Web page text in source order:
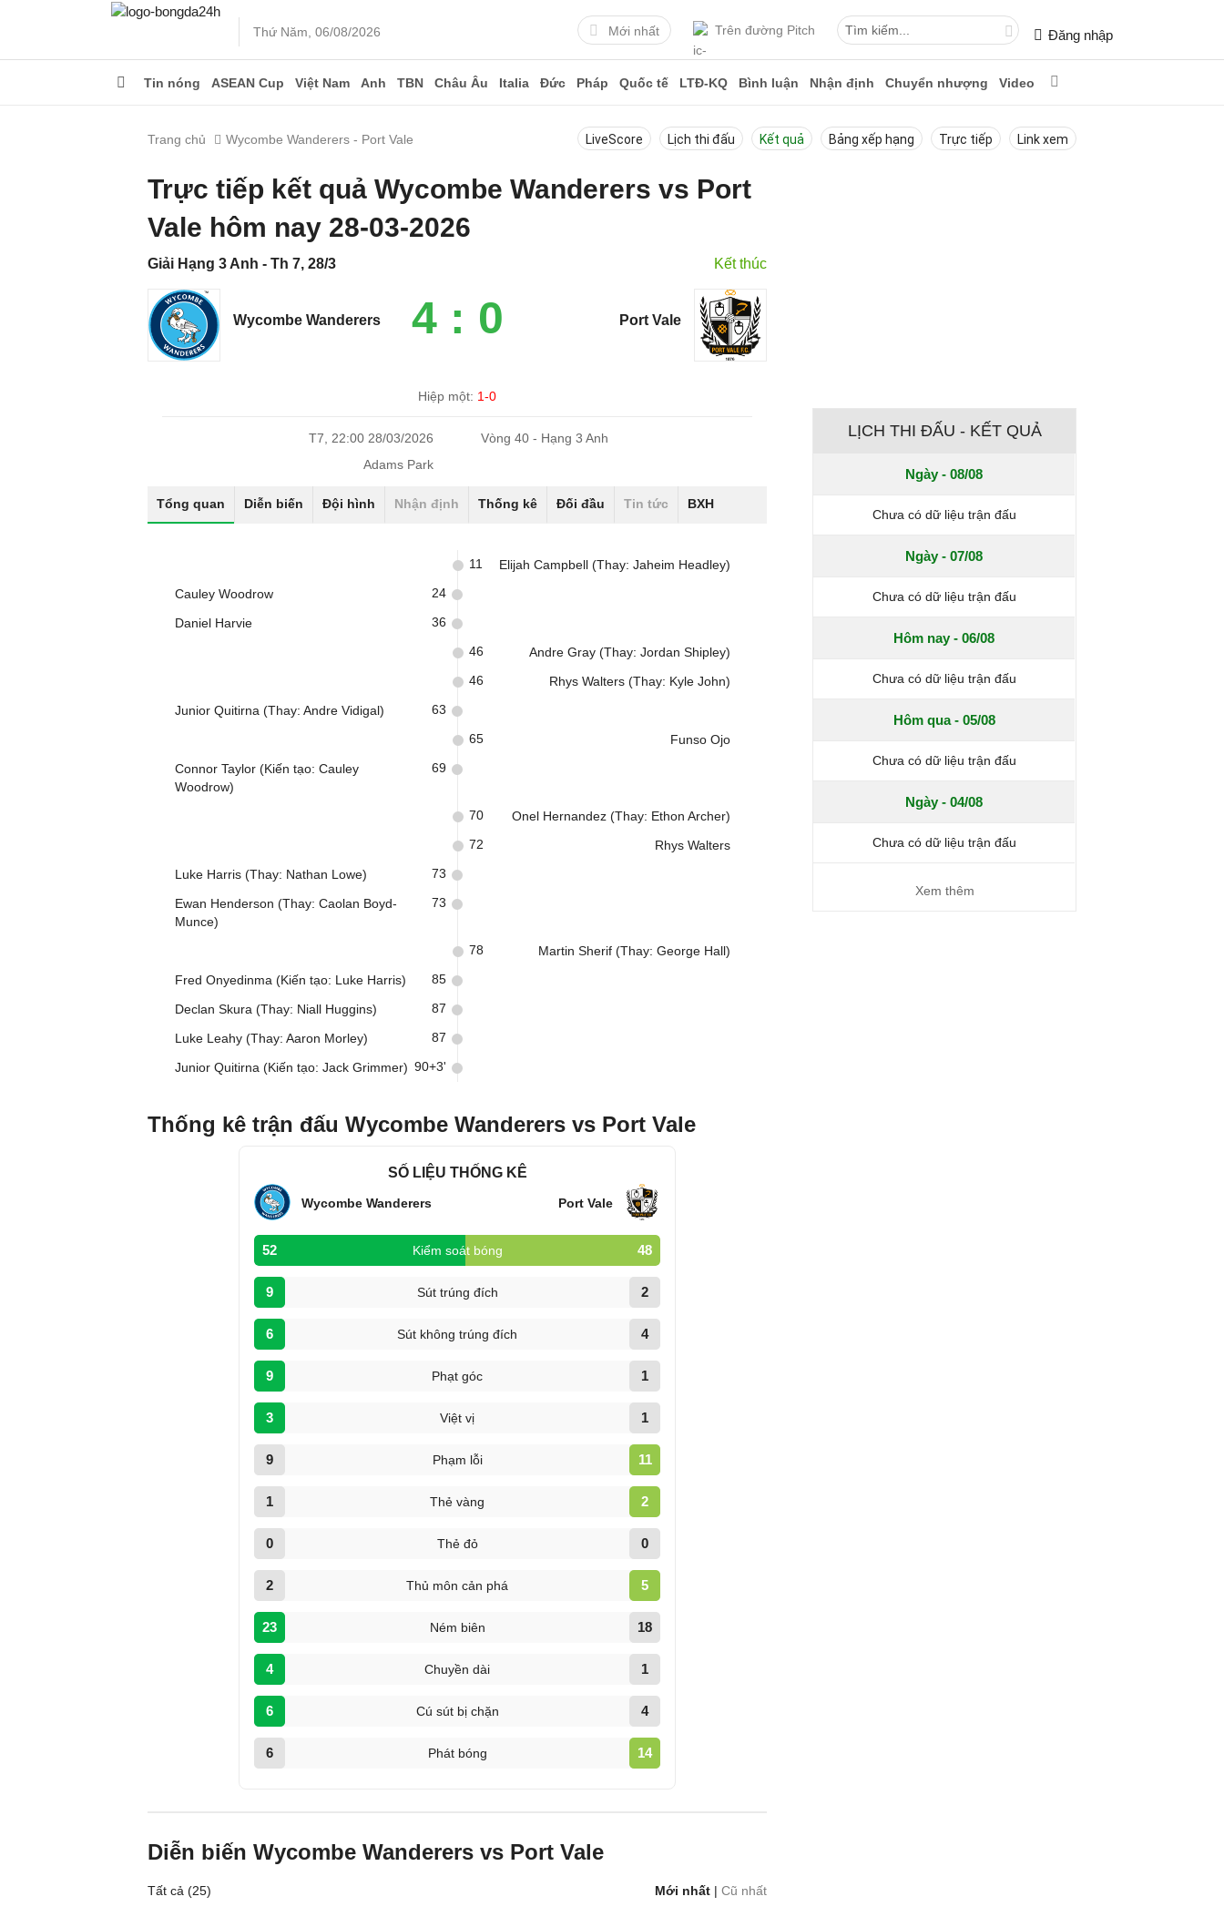
Thứ Năm, 06/08/2026 Mới nhất Trên đường Pitch Đăng nhập
Tin nóng ASEAN Cup Việt Nam Anh TBN Châu Âu Italia Đức Pháp Quốc tế LTĐ-KQ Bình luận Nhận định Chuyển nhượng Video
Trang chủ Wycombe Wanderers - Port Vale LiveScore Lịch thi đấu Kết quả Bảng xếp hạng Trực tiếp Link xem
Trực tiếp kết quả Wycombe Wanderers vs Port
Vale hôm nay 28-03-2026
Giải Hạng 3 Anh - Th 7, 28/3 Kết thúc
Wycombe Wanderers 4 : 0 Port Vale
Hiệp một: 1-0
T7, 22:00 28/03/2026
Vòng 40 - Hạng 3 Anh
Adams Park
Tổng quan Diễn biến Đội hình Nhận định Thống kê Đối đầu Tin tức BXH
Elijah Campbell (Thay: Jaheim Headley)
11
Cauley Woodrow 24
Daniel Harvie 36
Andre Gray (Thay: Jordan Shipley)
46
Rhys Walters (Thay: Kyle John)
46
Junior Quitirna (Thay: Andre Vidigal) 63
Funso Ojo
65
Connor Taylor (Kiến tạo: Cauley
Woodrow)
69
Onel Hernandez (Thay: Ethon Archer)
70
Rhys Walters
72
Luke Harris (Thay: Nathan Lowe) 73
Ewan Henderson (Thay: Caolan Boyd-
Munce)
73
Martin Sherif (Thay: George Hall)
78
Fred Onyedinma (Kiến tạo: Luke Harris) 85
Declan Skura (Thay: Niall Huggins) 87
Luke Leahy (Thay: Aaron Morley) 87
Junior Quitirna (Kiến tạo: Jack Grimmer) 90+3'
Thống kê trận đấu Wycombe Wanderers vs Port Vale
SỐ LIỆU THỐNG KÊ
Wycombe Wanderers Port Vale
52 Kiểm soát bóng 48
9 Sút trúng đích 2
6 Sút không trúng đích 4
9 Phạt góc 1
3 Việt vị 1
9 Phạm lỗi 11
1 Thẻ vàng 2
0 Thẻ đỏ 0
2 Thủ môn cản phá 5
23 Ném biên 18
4 Chuyền dài 1
6 Cú sút bị chặn 4
6 Phát bóng 14
Diễn biến Wycombe Wanderers vs Port Vale
Tất cả (25) Mới nhất |Cũ nhất
LỊCH THI ĐẤU - KẾT QUẢ
Ngày - 08/08
Chưa có dữ liệu trận đấu
Ngày - 07/08
Chưa có dữ liệu trận đấu
Hôm nay - 06/08
Chưa có dữ liệu trận đấu
Hôm qua - 05/08
Chưa có dữ liệu trận đấu
Ngày - 04/08
Chưa có dữ liệu trận đấu
Xem thêm